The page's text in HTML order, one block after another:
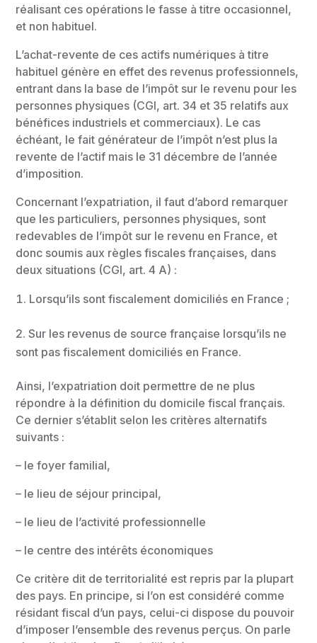
réalisant ces opérations le fasse à titre occasionnel,
et non habituel.
L’achat-revente de ces actifs numériques à titre
habituel génère en effet des revenus professionnels,
entrant dans la base de l’impôt sur le revenu pour les
personnes physiques (CGI, art. 34 et 35 relatifs aux
bénéfices industriels et commerciaux). Le cas
échéant, le fait générateur de l’impôt n’est plus la
revente de l’actif mais le 31 décembre de l’année
d’imposition.
Concernant l’expatriation, il faut d’abord remarquer
que les particuliers, personnes physiques, sont
redevables de l’impôt sur le revenu en France, et
donc soumis aux règles fiscales françaises, dans
deux situations (CGI, art. 4 A) :
Lorsqu’ils sont fiscalement domiciliés en France ;
Sur les revenus de source française lorsqu’ils ne
sont pas fiscalement domiciliés en France.
Ainsi, l’expatriation doit permettre de ne plus
répondre à la définition du domicile fiscal français.
Ce dernier s’établit selon les critères alternatifs
suivants :
– le foyer familial,
– le lieu de séjour principal,
– le lieu de l’activité professionnelle
– le centre des intérêts économiques
Ce critère dit de territorialité est repris par la plupart
des pays. En principe, si l’on est considéré comme
résidant fiscal d’un pays, celui-ci dispose du pouvoir
d’imposer l’ensemble des revenus perçus. On parle